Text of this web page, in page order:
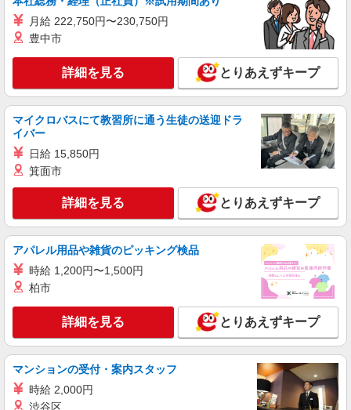
詳細を見る
パート
コンパスグループ・ジャパン株式会社 31905_p
調理師【アルバイト・パート】
時給1,500円以上 試用期間中 時給1,500円以上
東京都庁 （東京都新宿区西新宿2‐8‐1 東京
キープ 詳細を見る
コンパスグループ・ジャパン株式会社 31905_p
調理補助【アルバイト・パート】
(試用期間2ヶ月) 残業が発生した場合、残業代を1
分単位で別途支給します。
東京都庁 （東京都新宿区西新宿2‐8‐1 東京
都庁第一本庁舎32階）
詳細を見る
月給 222,750円〜230,750円
豊中市
詳細を見る とりあえずキープ
マイクロバスにて教習所に通う生徒の送迎ドラ
イバー
日給 15,850円
箕面市
詳細を見る とりあえずキープ
アパレル用品や雑貨のピッキング検品
時給 1,200円〜1,500円
柏市
詳細を見る とりあえずキープ
マンションの受付・案内スタッフ
時給 2,000円
渋谷区